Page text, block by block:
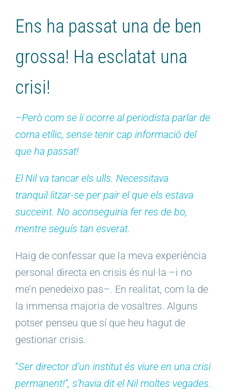
Ens ha passat una de ben
grossa! Ha esclatat una
crisi!
–Però com se li ocorre al periodista parlar de
coma etílic, sense tenir cap informació del
que ha passat!
El Nil va tancar els ulls. Necessitava
tranquil·litzar-se per pair el que els estava
succeint. No aconseguiria fer res de bo,
mentre seguís tan esverat.
Haig de confessar que la meva experiència
personal directa en crisis és nul·la –i no
me’n penedeixo pas–. En realitat, com la de
la immensa majoria de vosaltres. Alguns
potser penseu que sí que heu hagut de
gestionar crisis.
“Ser director d’un institut és viure en una crisi
permanent!”, s’havia dit el Nil moltes vegades.